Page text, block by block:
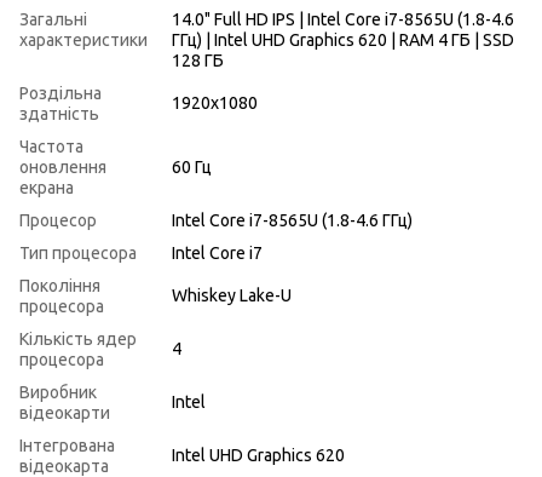
Загальні
характеристики
14.0" Full HD IPS | Intel Core i7-8565U (1.8-4.6
ГГц) | Intel UHD Graphics 620 | RAM 4 ГБ | SSD
128 ГБ
Роздільна
здатність
1920x1080
Частота
оновлення
екрана
60 Гц
Процесор
Intel Core i7-8565U (1.8-4.6 ГГц)
Тип процесора
Intel Core i7
Покоління
процесора
Whiskey Lake-U
Кількість ядер
процесора
4
Виробник
відеокарти
Intel
Інтегрована
відеокарта
Intel UHD Graphics 620